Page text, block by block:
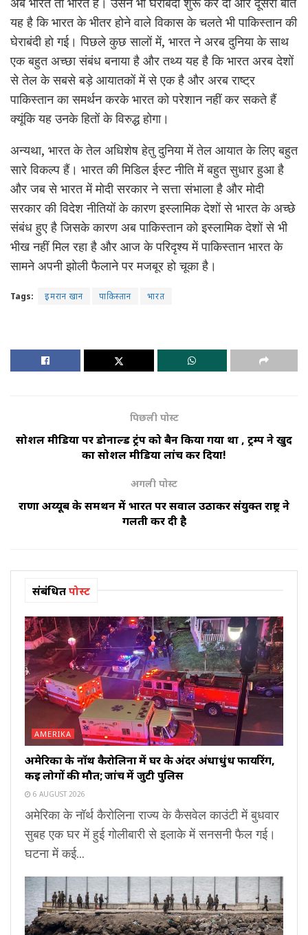
यह है कि भारत के भीतर होने वाले विकास के चलते भी पाकिस्तान की
घेराबंदी हो गई। पिछले कुछ सालों में, भारत ने अरब दुनिया के साथ
एक बहुत अच्छा संबंध बनाया है और तथ्य यह है कि भारत अरब देशों
से तेल के सबसे बड़े आयातकों में से एक है और अरब राष्ट्र
पाकिस्तान का समर्थन करके भारत को परेशान नहीं कर सकते हैं
क्यूंकि यह उनके हितों के विरुद्ध होगा।
अन्यथा, भारत के तेल अधिशेष हेतु दुनिया में तेल आयात के लिए बहुत
सारे विकल्प हैं। भारत की मिडिल ईस्ट नीति में बहुत सुधार हुआ है
और जब से भारत में मोदी सरकार ने सत्ता संभाला है और मोदी
सरकार की विदेश नीतियों के कारण इस्लामिक देशों से भारत के अच्छे
संबंध हुए है जिसके कारण अब पाकिस्तान को इस्लामिक देशों से भी
भीख नहीं मिल रहा है और आज के परिदृश्य में पाकिस्तान भारत के
सामने अपनी झोली फैलाने पर मजबूर हो चूका है।
Tags: इमरान खान पाकिस्तान भारत
पिछली पोस्ट
सोशल मीडिया पर डोनाल्ड ट्रंप को बैन किया गया था , ट्रम्प ने खुद
का सोशल मीडिया लांच कर दिया!
अगली पोस्ट
राणा अय्यूब के समर्थन में भारत पर सवाल उठाकर संयुक्त राष्ट्र ने
गलती कर दी है
संबंधितपोस्ट
AMERIKA
अमेरिका के नॉर्थ कैरोलिना में घर के अंदर अंधाधुंध फायरिंग,
कई लोगों की मौत; जांच में जुटी पुलिस
6 AUGUST 2026
अमेरिका के नॉर्थ कैरोलिना राज्य के कैसवेल काउंटी में बुधवार
सुबह एक घर में हुई गोलीबारी से इलाके में सनसनी फैल गई।
घटना में कई...